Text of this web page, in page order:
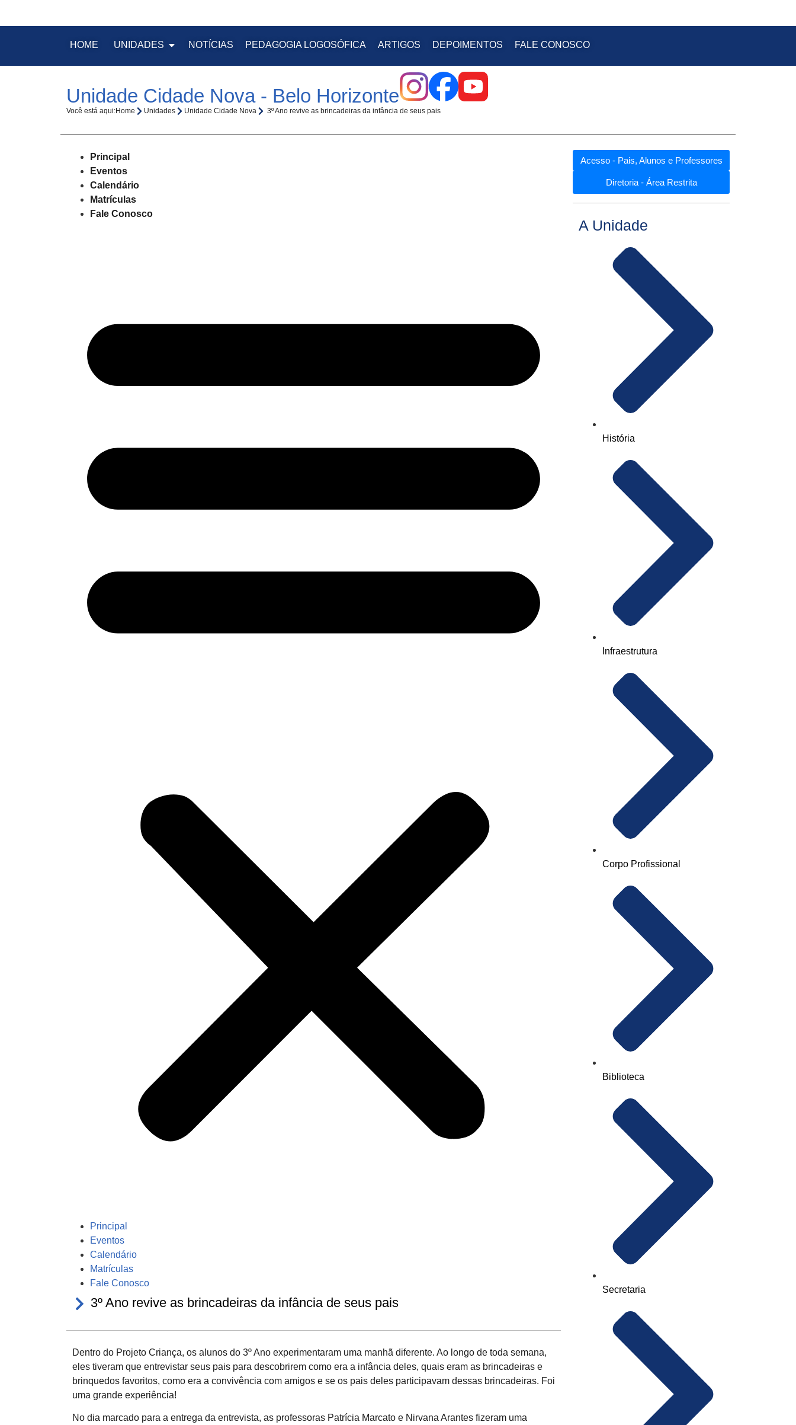
HOME UNIDADES NOTÍCIAS PEDAGOGIA LOGOSÓFICA ARTIGOS DEPOIMENTOS FALE CONOSCO
Unidade Cidade Nova - Belo Horizonte
Você está aqui:Home Unidades Unidade Cidade Nova 3º Ano revive as brincadeiras da infância de seus pais
Principal
Eventos
Calendário
Matrículas
Fale Conosco
Principal
Eventos
Calendário
Matrículas
Fale Conosco
3º Ano revive as brincadeiras da infância de seus pais
Dentro do Projeto Criança, os alunos do 3º Ano experimentaram uma manhã diferente. Ao longo de toda semana,
eles tiveram que entrevistar seus pais para descobrirem como era a infância deles, quais eram as brincadeiras e
brinquedos favoritos, como era a convivência com amigos e se os pais deles participavam dessas brincadeiras. Foi
uma grande experiência!
No dia marcado para a entrega da entrevista, as professoras Patrícia Marcato e Nirvana Arantes fizeram uma
Acesso - Pais, Alunos e Professores
Diretoria - Área Restrita
A Unidade
História
Infraestrutura
Corpo Profissional
Biblioteca
Secretaria